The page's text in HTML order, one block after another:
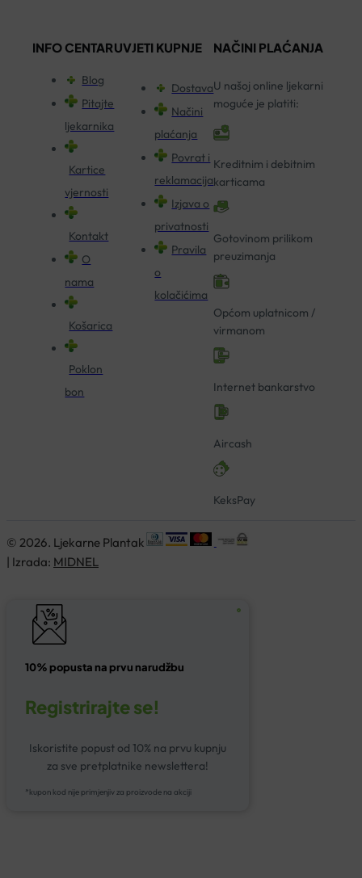
INFO CENTAR
Blog
Pitajte
ljekarnika
Kartice
vjernosti
Kontakt
O
nama
Košarica
Poklon
bon
UVJETI KUPNJE
Dostava
Načini
plaćanja
Povrat i
reklamacija
Izjava o
privatnosti
Pravila
o
kolačićima
NAČINI PLAĆANJA
U našoj online ljekarni
moguće je platiti:
Kreditnim i debitnim
karticama
Gotovinom prilikom
preuzimanja
Općom uplatnicom /
virmanom
Internet bankarstvo
Aircash
KeksPay
© 2026. Ljekarne Plantak
| Izrada: MIDNEL
10% popusta na prvu narudžbu
Registrirajte se!
Iskoristite popust od 10% na prvu kupnju
za sve pretplatnike newslettera!
*kupon kod nije primjenjiv za proizvode na akciji